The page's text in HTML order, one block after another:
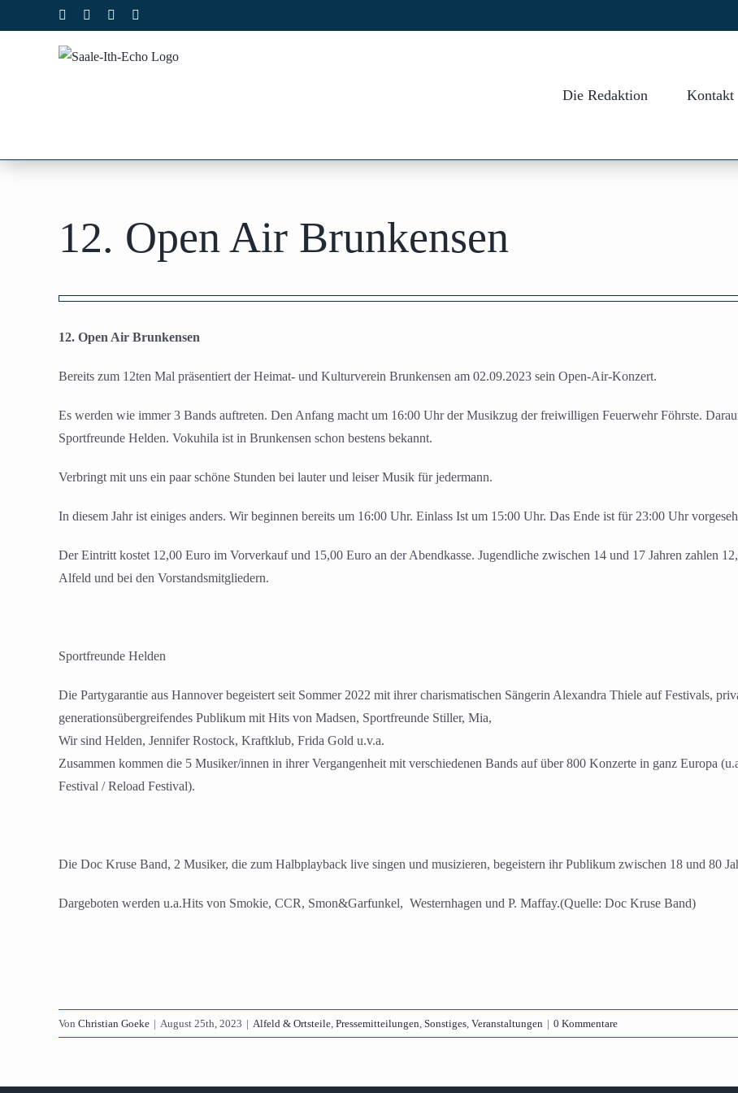
Inhalt
Facebook Instagram
Die Redaktion Kontakt
12. Open Air Brunkensen
grösseres
12. Open Air Brunkensen
Bereits zum 12ten Mal präsentiert der Heimat- und Kulturverein Brunkensen am 02.09.2023 sein Open-Air-Konzert.
Es werden wie immer 3 Bands auftreten. Den Anfang macht um 16:00 Uhr der Musikzug der freiwilligen Feuerwehr Föhrste.
Sportfreunde Helden. Vokuhila ist in Brunkensen schon bestens bekannt.
Verbringt mit uns ein paar schöne Stunden bei lauter und leiser Musik für jedermann.
In diesem Jahr ist einiges anders. Wir beginnen bereits um 16:00 Uhr. Einlass Ist um 15:00 Uhr. Das Ende ist für 23:00 Uhr
Der Eintritt kostet 12,00 Euro im Vorverkauf und 15,00 Euro an der Abendkasse. Jugendliche zwischen 14 und 17 Jahren zahlen
Alfeld und bei den Vorstandsmitgliedern.
Sportfreunde Helden
Die Partygarantie aus Hannover begeistert seit Sommer 2022 mit ihrer charismatischen Sängerin Alexandra Thiele auf Festivals,
generationsübergreifendes Publikum mit Hits von Madsen, Sportfreunde Stiller, Mia,
Wir sind Helden, Jennifer Rostock, Kraftklub, Frida Gold u.v.a.
Zusammen kommen die 5 Musiker/innen in ihrer Vergangenheit mit verschiedenen Bands auf über 800 Konzerte in ganz Europa
Festival / Reload Festival).
Die Doc Kruse Band, 2 Musiker, die zum Halbplayback live singen und musizieren, begeistern ihr Publikum zwischen 18 und 80
Dargeboten werden u.a.Hits von Smokie, CCR, Smon&Garfunkel, Westernhagen und P. Maffay.(Quelle: Doc Kruse Band)
Von Christian Goeke | August 25th, 2023 | Alfeld & Ortsteile, Pressemitteilungen, Sonstiges, Veranstaltungen | 0 Kommentare